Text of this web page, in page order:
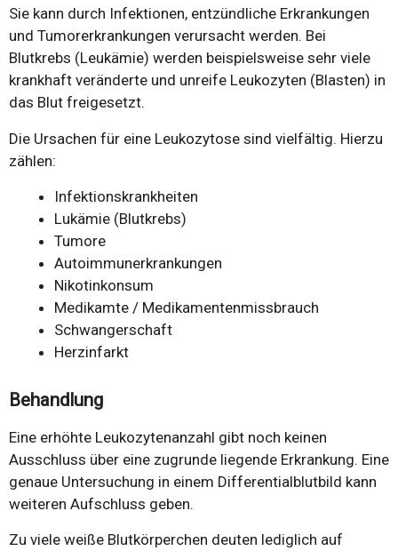
Sie kann durch Infektionen, entzündliche Erkrankungen
und Tumorerkrankungen verursacht werden. Bei
Blutkrebs (Leukämie) werden beispielsweise sehr viele
krankhaft veränderte und unreife Leukozyten (Blasten) in
das Blut freigesetzt.
Die Ursachen für eine Leukozytose sind vielfältig. Hierzu
zählen:
Infektionskrankheiten
Lukämie (Blutkrebs)
Tumore
Autoimmunerkrankungen
Nikotinkonsum
Medikamte / Medikamentenmissbrauch
Schwangerschaft
Herzinfarkt
Behandlung
Eine erhöhte Leukozytenanzahl gibt noch keinen
Ausschluss über eine zugrunde liegende Erkrankung. Eine
genaue Untersuchung in einem Differentialblutbild kann
weiteren Aufschluss geben.
Zu viele weiße Blutkörperchen deuten lediglich auf